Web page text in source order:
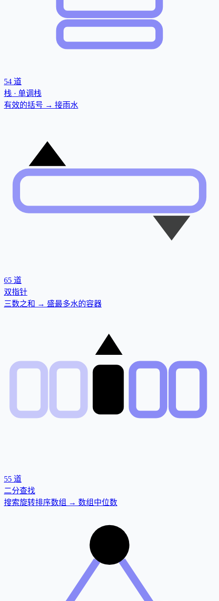
54 道
栈 · 单调栈
有效的括号 → 接雨水
65 道
双指针
三数之和 → 盛最多水的容器
55 道
二分查找
搜索旋转排序数组 → 数组中位数